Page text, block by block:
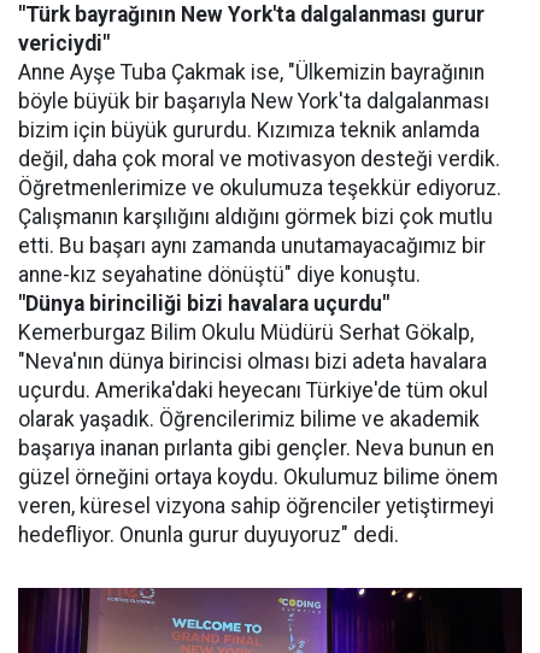
"Türk bayrağının New York'ta dalgalanması gurur
vericiydi"
Anne Ayşe Tuba Çakmak ise, "Ülkemizin bayrağının
böyle büyük bir başarıyla New York'ta dalgalanması
bizim için büyük gururdu. Kızımıza teknik anlamda
değil, daha çok moral ve motivasyon desteği verdik.
Öğretmenlerimize ve okulumuza teşekkür ediyoruz.
Çalışmanın karşılığını aldığını görmek bizi çok mutlu
etti. Bu başarı aynı zamanda unutamayacağımız bir
anne-kız seyahatine dönüştü" diye konuştu.
"Dünya birinciliği bizi havalara uçurdu"
Kemerburgaz Bilim Okulu Müdürü Serhat Gökalp,
"Neva'nın dünya birincisi olması bizi adeta havalara
uçurdu. Amerika'daki heyecanı Türkiye'de tüm okul
olarak yaşadık. Öğrencilerimiz bilime ve akademik
başarıya inanan pırlanta gibi gençler. Neva bunun en
güzel örneğini ortaya koydu. Okulumuz bilime önem
veren, küresel vizyona sahip öğrenciler yetiştirmeyi
hedefliyor. Onunla gurur duyuyoruz" dedi.